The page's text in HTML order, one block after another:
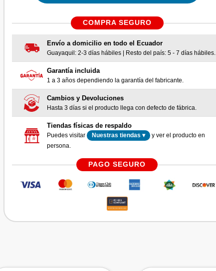
COMPRA SEGURO
Envío a domicilio en todo el Ecuador
Guayaquil: 2-3 días hábiles | Resto del país: 5 - 7 días hábiles.
Garantía incluida
1 a 3 años dependiendo la garantía del fabricante.
Cambios y Devoluciones
Hasta 3 días si el producto llega con defecto de fábrica.
Tiendas físicas de respaldo
Puedes visitar Nuestras tiendas ▾
y ver el producto en
persona.
PAGO SEGURO